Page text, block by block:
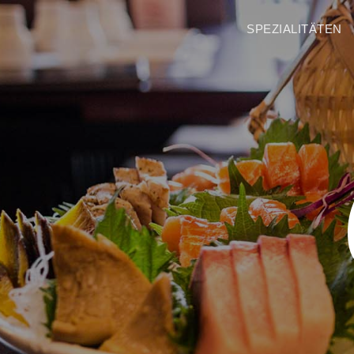
SPEZIALITÄTEN